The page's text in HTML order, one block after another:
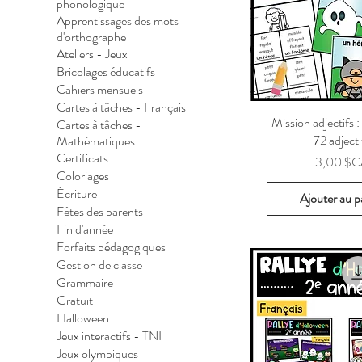
Apprentissages des mots
d'orthographe
Ateliers - Jeux
Bricolages éducatifs
Cahiers mensuels
Cartes à tâches - Français
Cartes à tâches -
Mathématiques
Certificats
Coloriages
Écriture
Fêtes des parents
Fin d'année
Forfaits pédagogiques
Gestion de classe
Grammaire
Gratuit
Halloween
Jeux interactifs - TNI
Jeux olympiques
Mission adjectifs
72
Prix
3,00
Ajouter au